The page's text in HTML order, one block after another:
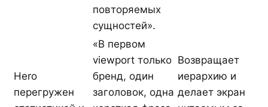
повторяемых
сущностей».
Hero
перегружен
«В первом
viewport только
бренд, один
заголовок, одна
Возвращает
иерархию и
делает экран